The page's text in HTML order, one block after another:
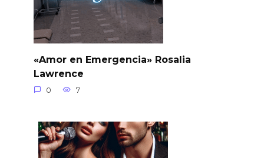
«Amor en Emergencia» Rosalia
Lawrence
0 7